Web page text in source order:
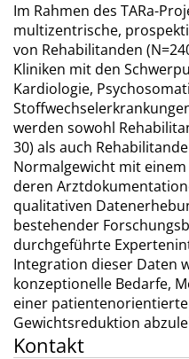
Im Rahmen des TARa-
multizentrische,
von Rehabilitanden
Kliniken mit den
Kardiologie,
werden sowohl
30) als auch
Normalgewicht mit
deren
qualitativen
bestehender
durchgeführte
Integration dieser Daten
konzeptionelle Bedarfe,
einer
Gewichtsreduktion
Kontakt